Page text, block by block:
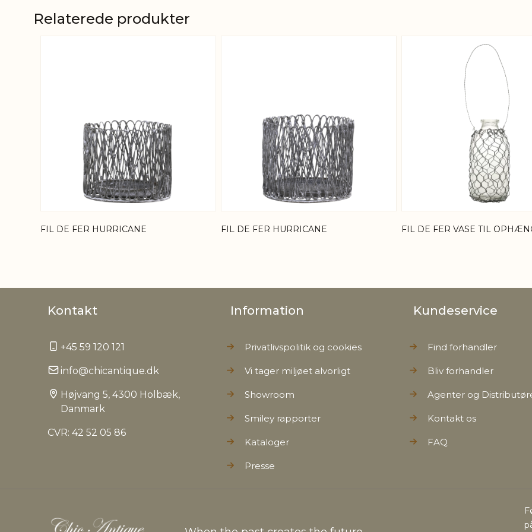
Relaterede produkter
Navigating through the elements of the carousel is possible using the tab key. You can skip the
Press to skip carousel
FIL DE FER HURRICANE FIL DE FER HURRICANE FIL DE FER VASE TIL
Kontakt
+45 59 120 121
info@chicantique.dk
Højvang 5, 4300 Holbæk,
Danmark
CVR: 42 52 05 86
Information
Privatlivspolitik og cookies
Vi tager miljøet alvorligt
Showroom
Smiley rapporter
Kataloger
Presse
Kundeservice
Find forhandler
Bliv forhandler
Agenter og
Kontakt os
FAQ